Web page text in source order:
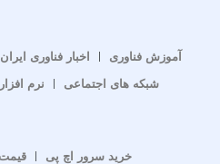
آموزش فناوری اخبار فناوری ایران
شبکه های اجتماعی
نرم
خرید سرور اچ پی قیمت